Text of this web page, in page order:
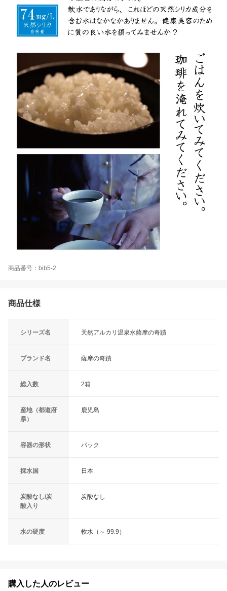
商品番号：bib5-2
商品仕様
シリーズ名 天然アルカリ温泉水薩摩の奇蹟
ブランド名 薩摩の奇蹟
総入数 2箱
産地（都道府
県）
鹿児島
容器の形状 パック
採水国 日本
炭酸なし/炭
酸入り
炭酸なし
水の硬度 軟水（～ 99.9）
購入した人のレビュー